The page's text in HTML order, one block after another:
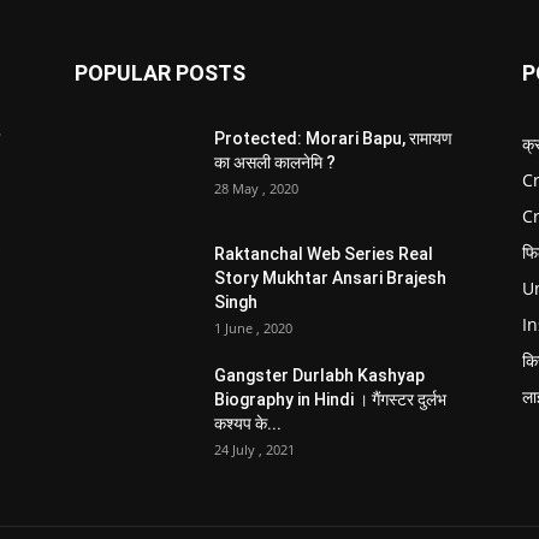
POPULAR POSTS
Protected: Morari Bapu, रामायण
का असली कालनेमि ?
28 May , 2020
Raktanchal Web Series Real
Story Mukhtar Ansari Brajesh
Singh
1 June , 2020
Gangster Durlabh Kashyap
Biography in Hindi । गैंगस्टर दुर्लभ
कश्यप के...
24 July , 2021